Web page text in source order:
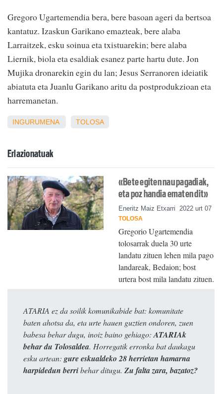
Gregoro Ugartemendia bera, bere basoan ageri da bertsoa
kantatuz. Izaskun Garikano emazteak, bere alaba
Larraitzek, esku soinua eta txistuarekin; bere alaba
Liernik, biola eta esaldiak esanez parte hartu dute. Jon
Mujika dronarekin egin du lan; Jesus Serranoren ideiatik
abiatuta eta Juanlu Garikano aritu da postprodukzioan eta
harremanetan.
INGURUMENA TOLOSA
Erlazionatuak
«Bete egiten nau pagadiak,
eta poz handia ematen dit»
Eneritz Maiz Etxarri 2022 urt 07
TOLOSA
Gregorio Ugartemendia
tolosarrak duela 30 urte
landatu zituen lehen mila pago
landareak, Bedaion; bost
urtera bost mila landatu zituen.
ATARIA ez da soilik komunikabide bat: komunitate
baten ahotsa da, eta urte hauen guztien ondoren, zuen
babesa behar dugu, inoiz baino gehiago: ATARIAk
behar du Tolosaldea. Horregatik erronka bat daukagu
esku artean: gure eskualdeko 28 herrietan hamarna
harpidedun berribehar ditugu. Zu falta zara, bazatoz?